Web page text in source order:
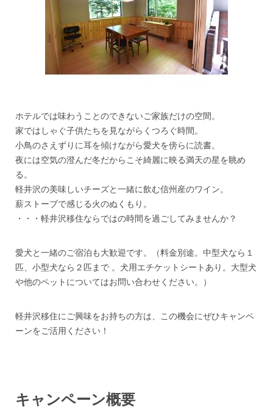
ホテルでは味わうことのできないご家族だけの空間。
家ではしゃぐ子供たちを見ながらくつろぐ時間。
小鳥のさえずりに耳を傾けながら愛犬を傍らに読書。
夜には空気の澄んだ冬だからこそ綺麗に映る満天の星を眺め
る。
軽井沢の美味しいチーズと一緒に飲む信州産のワイン。
薪ストーブで感じる火のぬくもり。
・・・軽井沢移住ならではの時間を過ごしてみませんか？
愛犬と一緒のご宿泊も大歓迎です。（料金別途。中型犬なら１
匹、小型犬なら２匹まで 。犬用エチケットシートあり。大型犬
や他のペットについてはお問い合わせください。）
軽井沢移住にご興味をお持ちの方は、この機会にぜひキャンペ
ーンをご活用ください！
キャンペーン概要